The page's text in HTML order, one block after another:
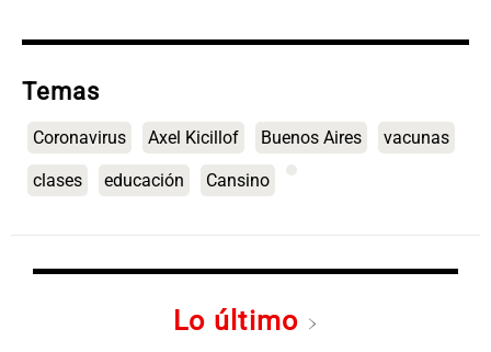
Temas
Coronavirus Axel Kicillof Buenos Aires vacunas
clases educación Cansino
Lo último